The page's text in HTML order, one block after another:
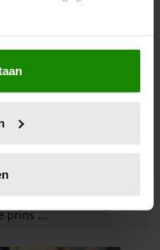
graag:
uw geografische
nauwkeurig kan zijn
(fingerprinting)
het
en advertenties te